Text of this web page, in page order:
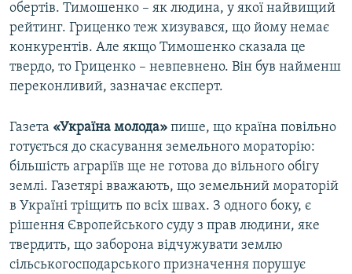
обертів. Тимошенко – як людина, у якої найвищий
рейтинг. Гриценко теж хизувався, що йому немає
конкурентів. Але якщо Тимошенко сказала це
твердо, то Гриценко – невпевнено. Він був найменш
переконливий, зазначає експерт.
Газета «Україна молода» пише, що країна повільно
готується до скасування земельного мораторію:
більшість аграріїв ще не готова до вільного обігу
землі. Газетярі вважають, що земельний мораторій
в Україні тріщить по всіх швах. З одного боку, є
рішення Європейського суду з прав людини, яке
твердить, що заборона відчужувати землю
сільськогосподарського призначення порушує